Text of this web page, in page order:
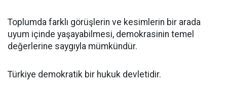
Toplumda farklı görüşlerin ve kesimlerin bir arada
uyum içinde yaşayabilmesi, demokrasinin temel
değerlerine saygıyla mümkündür.
Türkiye demokratik bir hukuk devletidir.